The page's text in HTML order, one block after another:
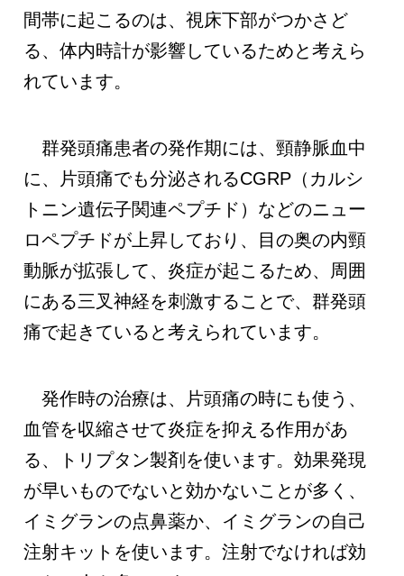
間帯に起こるのは、視床下部がつかさど
る、体内時計が影響しているためと考えら
れています。
群発頭痛患者の発作期には、頸静脈血中
に、片頭痛でも分泌されるCGRP（カルシ
トニン遺伝子関連ペプチド）などのニュー
ロペプチドが上昇しており、目の奥の内頸
動脈が拡張して、炎症が起こるため、周囲
にある三叉神経を刺激することで、群発頭
痛で起きていると考えられています。
発作時の治療は、片頭痛の時にも使う、
血管を収縮させて炎症を抑える作用があ
る、トリプタン製剤を使います。効果発現
が早いものでないと効かないことが多く、
イミグランの点鼻薬か、イミグランの自己
注射キットを使います。注射でなければ効